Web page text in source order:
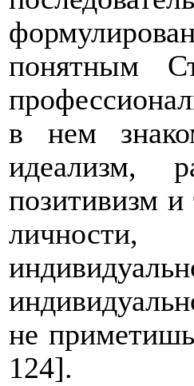
понятным
в нем
идеализм,
позитивизм и
не
124].